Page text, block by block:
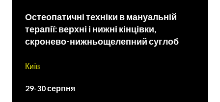
Остеопатичні техніки в мануальній
терапії: верхні і нижні кінцівки,
скронево-нижньощелепний суглоб
Київ
29-30 серпня